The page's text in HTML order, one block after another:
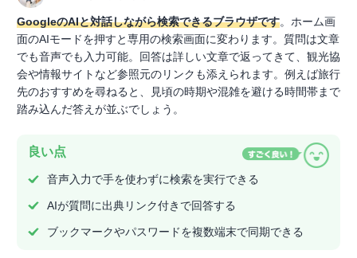
GoogleのAIと対話しながら検索できるブラウザです。ホーム画
面のAIモードを押すと専用の検索画面に変わります。質問は文章
でも音声でも入力可能。回答は詳しい文章で返ってきて、観光協
会や情報サイトなど参照元のリンクも添えられます。例えば旅行
先のおすすめを尋ねると、見頃の時期や混雑を避ける時間帯まで
踏み込んだ答えが並ぶでしょう。
良い点
音声入力で手を使わずに検索を実行できる
AIが質問に出典リンク付きで回答する
ブックマークやパスワードを複数端末で同期できる